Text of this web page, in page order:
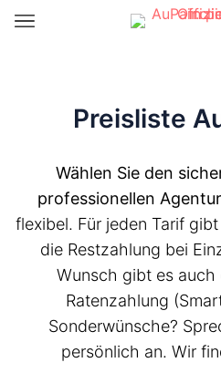
Preisliste
Wählen Sie den
professionellen Agentur
flexibel. Für jeden Tarif
die Restzahlung bei
Wunsch gibt es auch
Ratenzahlung
Sonderwünsche?
persönlich an. Wir